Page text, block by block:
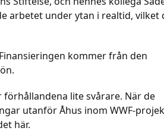
arbetet under ytan i realtid, vilket
kommer från den
lite svårare. När de
utanför Åhus inom WWF-
här.